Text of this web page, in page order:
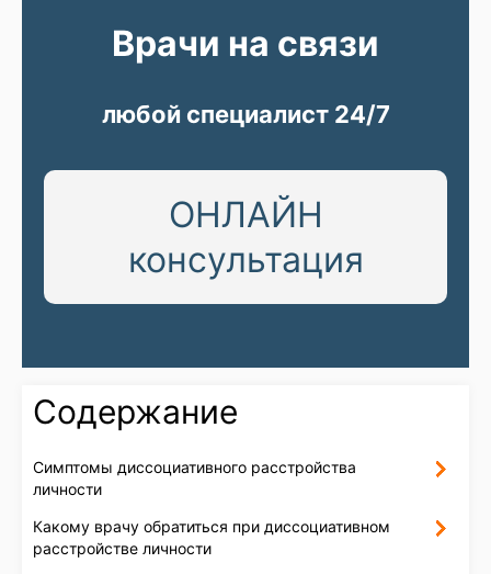
ОНЛАЙН
консультация
любой специалист 24/7
Врачи на связи
Содержание
Симптомы диссоциативного расстройства
личности
Какому врачу обратиться при диссоциативном
расстройстве личности